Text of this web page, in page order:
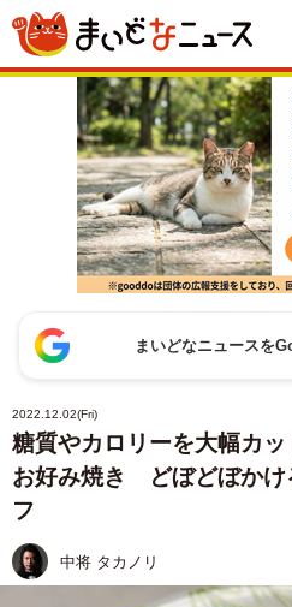
まいどなニュースを
2022.12.02(Fri)
糖質やカロリーを大幅カ
お好み焼き どぼどぼかけ
フ
中将 タカノリ